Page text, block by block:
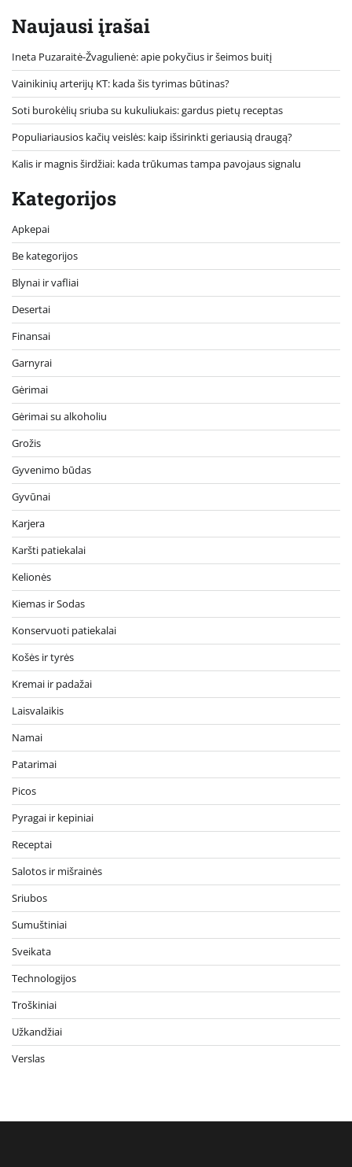
Naujausi įrašai
Ineta Puzaraitė-Žvagulienė: apie pokyčius ir šeimos buitį
Vainikinių arterijų KT: kada šis tyrimas būtinas?
Soti burokėlių sriuba su kukuliukais: gardus pietų receptas
Populiariausios kačių veislės: kaip išsirinkti geriausią draugą?
Kalis ir magnis širdžiai: kada trūkumas tampa pavojaus signalu
Kategorijos
Apkepai
Be kategorijos
Blynai ir vafliai
Desertai
Finansai
Garnyrai
Gėrimai
Gėrimai su alkoholiu
Grožis
Gyvenimo būdas
Gyvūnai
Karjera
Karšti patiekalai
Kelionės
Kiemas ir Sodas
Konservuoti patiekalai
Košės ir tyrės
Kremai ir padažai
Laisvalaikis
Namai
Patarimai
Picos
Pyragai ir kepiniai
Receptai
Salotos ir mišrainės
Sriubos
Sumuštiniai
Sveikata
Technologijos
Troškiniai
Užkandžiai
Verslas